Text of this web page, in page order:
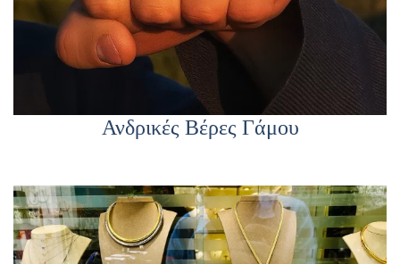
Ανδρικές Βέρες Γάμου